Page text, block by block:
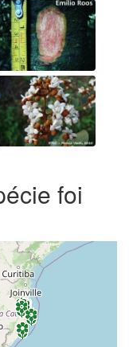
foi